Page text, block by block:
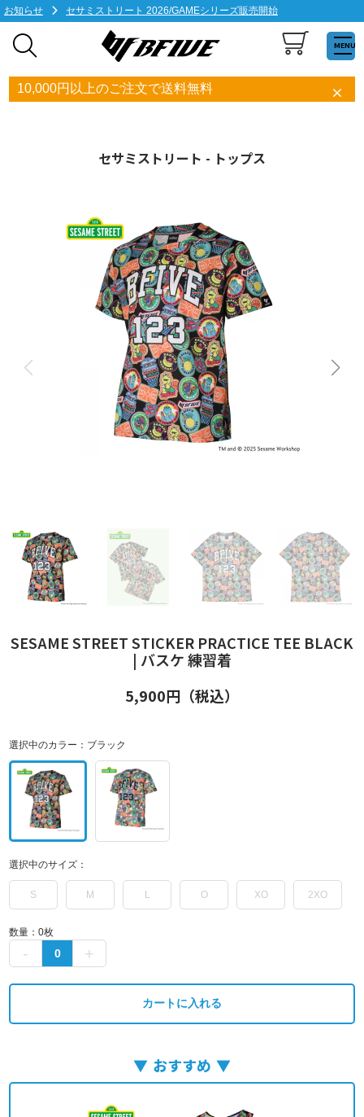
お知らせ セサミストリート 2026/GAMEシリーズ販売開始
MENU
10,000円以上のご注文で送料無料
セサミストリート - トップス
SESAME STREET STICKER PRACTICE TEE BLACK
| バスケ 練習着
5,900円（税込）
選択中のカラー： ブラック
選択中のサイズ：
S M L O XO 2XO
数量：0枚
カートに入れる
おすすめ